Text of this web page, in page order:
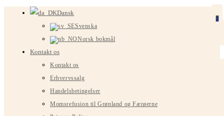
Dansk
Svenska
Norsk bokmål
Kontakt os
Kontakt os
Erhvervssalg
Handelsbetingelser
Momsrefusion til Grønland og Færøerne
0